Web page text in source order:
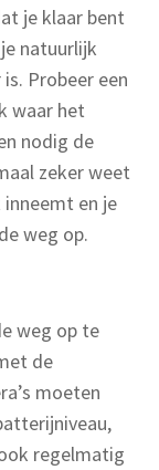
je klaar bent
natuurlijk
Probeer een
waar het
nodig de
zeker weet
en je
weg op.
weg op te
de
moeten
regelmatig